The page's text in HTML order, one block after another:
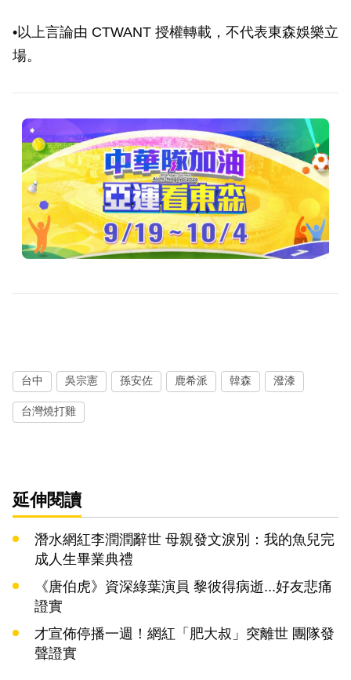
•以上言論由 CTWANT 授權轉載，不代表東森娛樂立
場。
台中 吳宗憲 孫安佐 鹿希派 韓森 潑漆
台灣燒打雞
延伸閱讀
潛水網紅李潤潤辭世 母親發文淚別：我的魚兒完
成人生畢業典禮
《唐伯虎》資深綠葉演員 黎彼得病逝...好友悲痛
證實
才宣佈停播一週！網紅「肥大叔」突離世 團隊發
聲證實